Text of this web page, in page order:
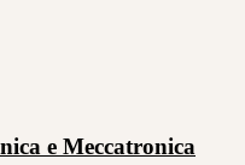
e Meccatronica